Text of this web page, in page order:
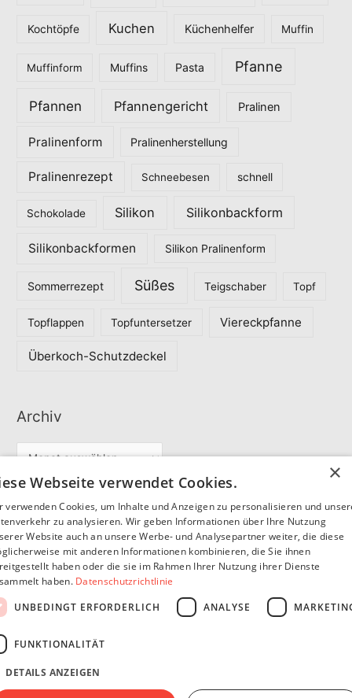
Kochtöpfe Kuchen Küchenhelfer Muffin
Muffinform Muffins Pasta Pfanne
Pfannen Pfannengericht Pralinen
Pralinenform Pralinenherstellung
Pralinenrezept Schneebesen schnell
Schokolade Silikon Silikonbackform
Silikonbackformen Silikon Pralinenform
Sommerrezept Süßes Teigschaber Topf
Topflappen Topfuntersetzer Viereckpfanne
Überkoch-Schutzdeckel
Archiv
i
v
Partner
SommerSEO
Copyright © 2026
×
Webseite verwendet Cookies.
verwenden Cookies, um Inhalte und Anzeigen zu personalisieren und
zu analysieren. Wir geben Informationen über Ihre Nutzung
Website auch an unsere Werbe- und Analysepartner weiter, die diese
mit anderen Informationen kombinieren, die Sie ihnen
haben oder die sie im Rahmen Ihrer Nutzung ihrer Dienste
haben. Datenschutzrichtlinie
UNBEDINGT ERFORDERLICH
ANALYSE
FUNKTIONALITÄT
DETAILS ANZEIGEN